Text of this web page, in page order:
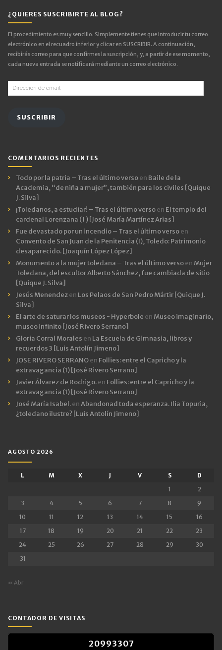
¿QUIERES SUSCRIBIRTE AL BLOG?
El procedimiento es muy sencillo. Simplemente tienes que introducir tu correo
electrónico en el recuadro inferior y clicar en SUSCRIBIR. A continuación,
recibirás correo para que confirmes la suscripción, y, a partir de ese momento,
cada nueva entrada se notificará mediante un correo electrónico.
Dirección
de
SUSCRIBIR
COMENTARIOS RECIENTES
Todo por la patria – Tras el último versoen Baile de la
Academia, “de niña a mujer”, también para los civiles [Quique
J. Silva]
¡Toledanos, a estudiar! – Tras el último versoen El templo del
cardenal Lorenzana ( I ) [José María Martínez Arias]
Fue devastado por un incendio – Tras el último versoen
Convento de San Juan de la Penitencia (I), Toledo: Patrimonio
desaparecido. [Joaquín López López]
Monumento a la mujer toledana – Tras el último versoen Mujer
Toledana, del escultor Alberto Sánchez, fue cambiada de sitio
[Quique J. Silva]
Jesús Menendezen Los Pelaos de San Pedro Mártir [Quique J.
Silva]
El arte de saturar los museos - Hyperbole en Museo imaginario,
museo infinito [José Rivero Serrano]
Gloria Corral Morales en La Escuela de Gimnasia, libros y
recuerdos 3 [Luis Antolín Jimeno]
JOSE RIVERO SERRANOen Follies: entre el Capricho y la
extravagancia (1) [José Rivero Serrano]
Javier Álvarez de Rodrigo.en Follies: entre el Capricho y la
extravagancia (1) [José Rivero Serrano]
José María Isabel.enAbandonad toda esperanza. Ilia Topuria,
¿toledano ilustre? [Luis Antolín Jimeno]
AGOSTO 2026
L M X J V S
D
1
2
3
4 5 6 7 8
9
10
11 12 13 14 15
16
17
18 19 20 21 22
23
24
25 26 27 28 29
30
31
« Abr
CONTADOR DE VISITAS
20993307